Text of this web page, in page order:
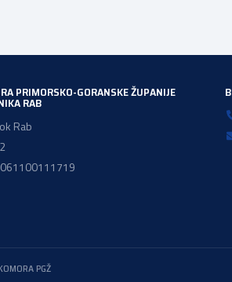
PRIMORSKO-GORANSKE ŽUPANIJE
RAB
Rab
PGŽ